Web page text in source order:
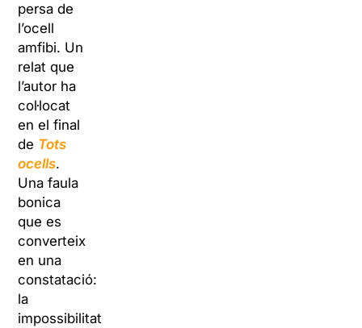
persa de
l’ocell
amfibi. Un
relat que
l’autor ha
col·locat
en el final
de Tots
ocells.
Una faula
bonica
que es
converteix
en una
constatació:
la
impossibilitat